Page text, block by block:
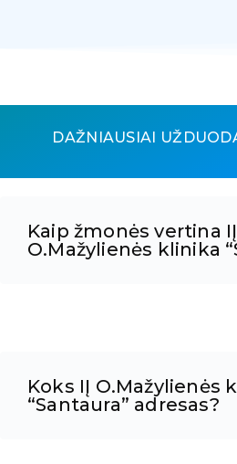
DAŽNIAUSIAI
Kaip žmonės vertina IĮ
O.Mažylienės klinika
Koks IĮ O.Mažylienės
“Santaura” adresas?